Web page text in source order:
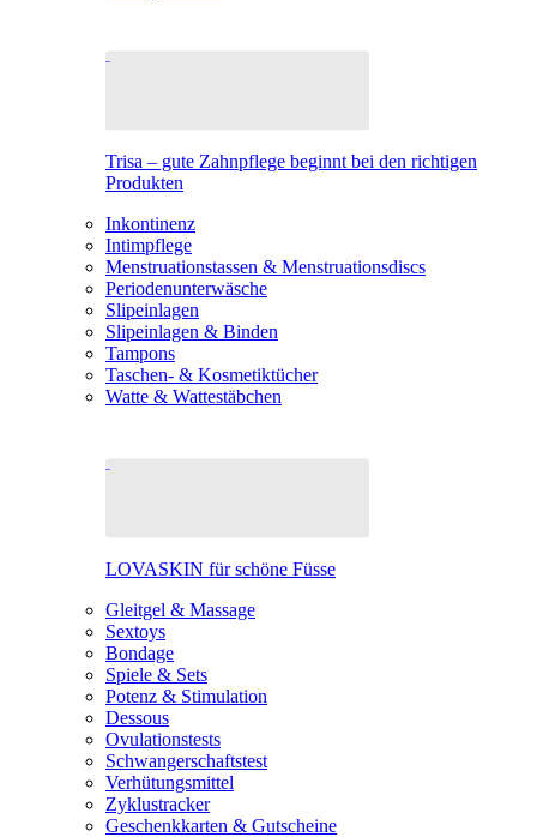
Trisa – gute Zahnpflege beginnt bei den richtigen
Produkten
Inkontinenz
Intimpflege
Menstruationstassen & Menstruationsdiscs
Periodenunterwäsche
Slipeinlagen
Slipeinlagen & Binden
Tampons
Taschen- & Kosmetiktücher
Watte & Wattestäbchen
LOVASKIN für schöne Füsse
Gleitgel & Massage
Sextoys
Bondage
Spiele & Sets
Potenz & Stimulation
Dessous
Ovulationstests
Schwangerschaftstest
Verhütungsmittel
Zyklustracker
Geschenkkarten & Gutscheine